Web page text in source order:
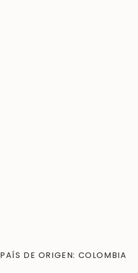
PAÍS DE ORIGEN: COLOMBIA